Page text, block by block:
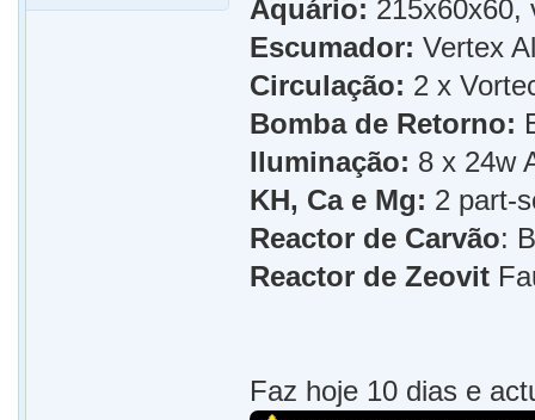
Aquário: 215x60x60,
Escumador: Vertex
Circulação: 2 x
Bomba de Retorno:
Iluminação: 8 x 24w
KH, Ca e Mg: 2 part-
Reactor de Carvão:
Reactor de Zeovit
Faz hoje 10 dias e